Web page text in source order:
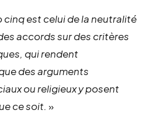
cinq est celui de la neutralité
accords sur des critères
qui rendent
des arguments
ou religieux y posent
ce soit. »